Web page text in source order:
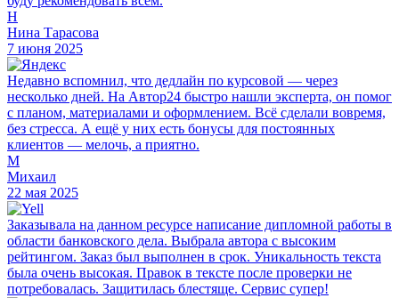
Н
Нина Тарасова
7 июня 2025
Недавно вспомнил, что дедлайн по курсовой — через
несколько дней. На Автор24 быстро нашли эксперта, он помог
с планом, материалами и оформлением. Всё сделали вовремя,
без стресса. А ещё у них есть бонусы для постоянных
клиентов — мелочь, а приятно.
М
Михаил
22 мая 2025
Заказывала на данном ресурсе написание дипломной работы в
области банковского дела. Выбрала автора с высоким
рейтингом. Заказ был выполнен в срок. Уникальность текста
была очень высокая. Правок в тексте после проверки не
потребовалась. Защитилась блестяще. Сервис супер!